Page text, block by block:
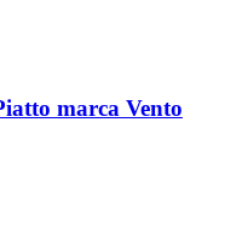
marca Vento